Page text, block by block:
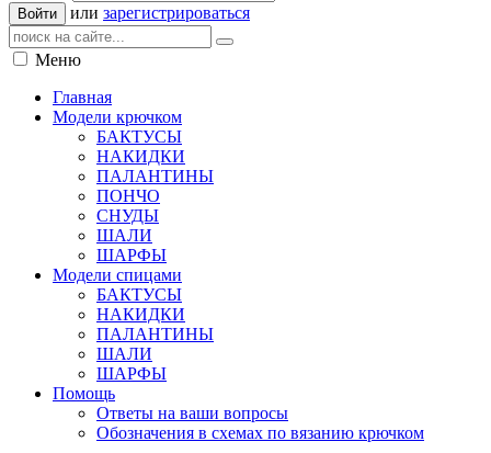
Войти или зарегистрироваться
Меню
Главная
Модели крючком
БАКТУСЫ
НАКИДКИ
ПАЛАНТИНЫ
ПОНЧО
СНУДЫ
ШАЛИ
ШАРФЫ
Модели спицами
БАКТУСЫ
НАКИДКИ
ПАЛАНТИНЫ
ШАЛИ
ШАРФЫ
Помощь
Ответы на ваши вопросы
Обозначения в схемах по вязанию крючком